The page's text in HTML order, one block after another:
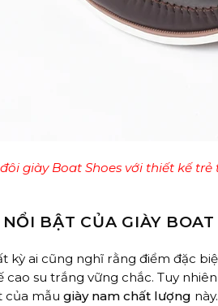
giày Boat Shoes với thiết kế
BẬT CỦA GIÀY BOAT
kỳ ai cũng nghĩ rằng điểm đặc
cao su trắng vững chắc. Tuy
của mẫu giày nam chất lượng